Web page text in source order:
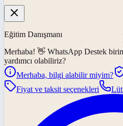
Eğitim Danışmanı
Merhaba! 👋 WhatsApp Destek
yardımcı olabiliriz?
Merhaba, bilgi alabilir miyim?
Fiyat ve taksit seçenekleri